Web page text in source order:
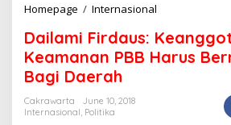
Homepage / Internasional
i
l
a
Dailami Firdaus:
Keamanan PBB Harus
Bagi Daerah
Cakrawarta
June 10, 2018
Internasional, Politika